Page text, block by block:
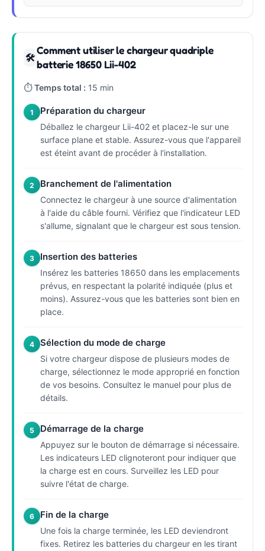
🛠
Comment utiliser le chargeur quadriple
batterie 18650 Lii-402
⏱Temps total : 15 min
1 Préparation du chargeur
Déballez le chargeur Lii-402 et placez-le sur une
surface plane et stable. Assurez-vous que l'appareil
est éteint avant de procéder à l'installation.
2 Branchement de l'alimentation
Connectez le chargeur à une source d'alimentation
à l'aide du câble fourni. Vérifiez que l'indicateur LED
s'allume, signalant que le chargeur est sous tension.
3 Insertion des batteries
Insérez les batteries 18650 dans les emplacements
prévus, en respectant la polarité indiquée (plus et
moins). Assurez-vous que les batteries sont bien en
place.
4 Sélection du mode de charge
Si votre chargeur dispose de plusieurs modes de
charge, sélectionnez le mode approprié en fonction
de vos besoins. Consultez le manuel pour plus de
détails.
5 Démarrage de la charge
Appuyez sur le bouton de démarrage si nécessaire.
Les indicateurs LED clignoteront pour indiquer que
la charge est en cours. Surveillez les LED pour
suivre l'état de charge.
6 Fin de la charge
Une fois la charge terminée, les LED deviendront
fixes. Retirez les batteries du chargeur en les tirant